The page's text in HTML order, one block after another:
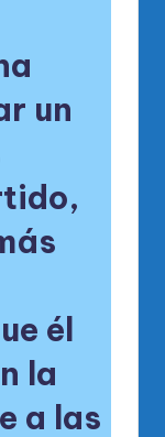
un
él
la
a las